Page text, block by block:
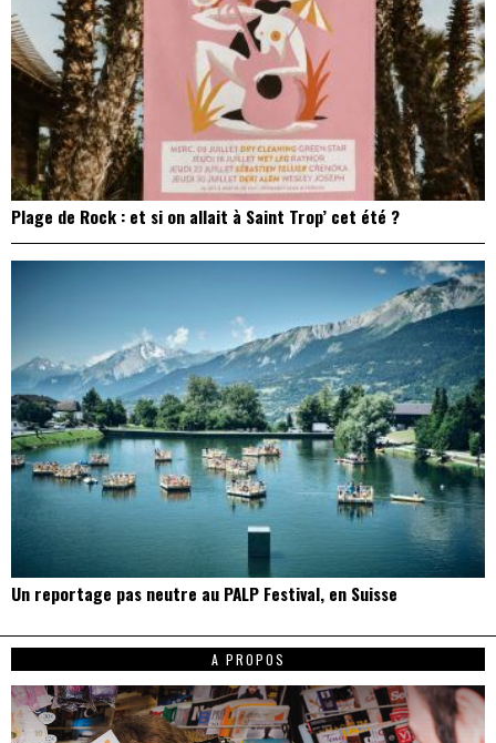
Plage de Rock : et si on allait à Saint Trop’ cet été ?
Un reportage pas neutre au PALP Festival, en Suisse
A PROPOS